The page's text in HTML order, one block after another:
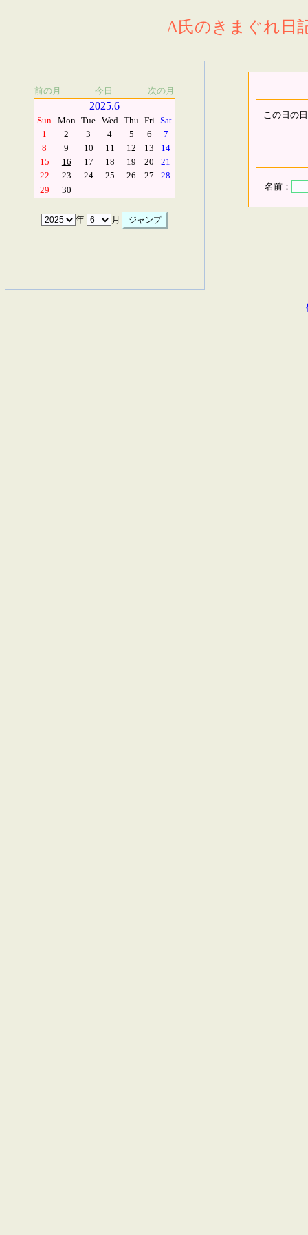
A氏のきまぐれ日
前の月 今日 次の月
2025.6
Sun Mon Tue Wed Thu Fri Sat
1
2 3 4 5 6
7
8
9 10 11 12 13
14
15
16 17 18 19 20
21
22
23 24 25 26 27
28
29
30
年 月
この日の
名前：